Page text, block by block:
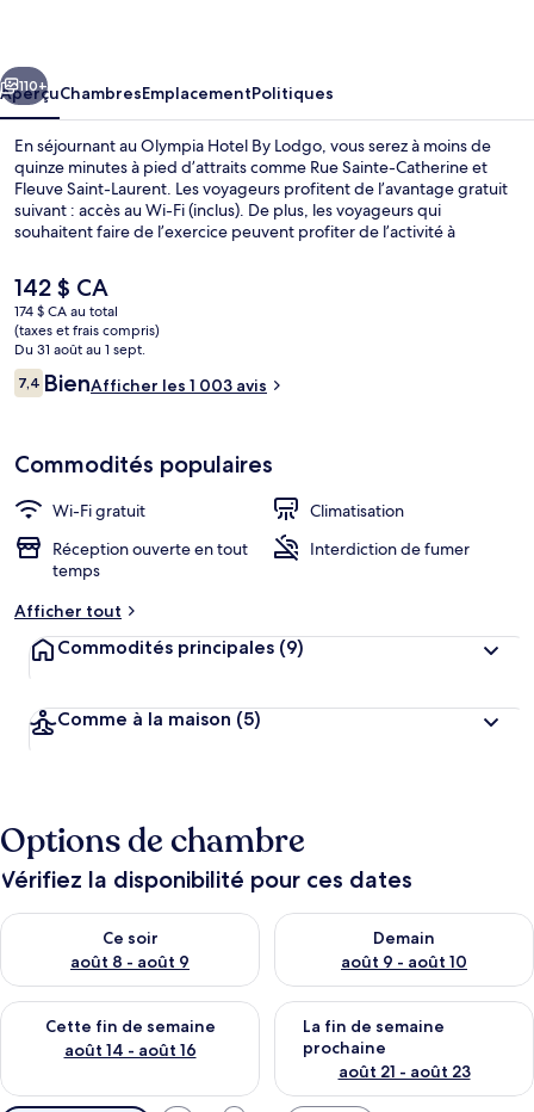
Lodgo
Suivant
110+
AperçuChambresEmplacementPolitiques
En séjournant au Olympia Hotel By Lodgo, vous serez à moins de
quinze minutes à pied d’attraits comme Rue Sainte-Catherine et
Fleuve Saint-Laurent. Les voyageurs profitent de l’avantage gratuit
suivant : accès au Wi-Fi (inclus). De plus, les voyageurs qui
souhaitent faire de l’exercice peuvent profiter de l’activité à
Place des Arts et Montréal souterrain se trouvent à moins de
15 minutes de marche. L’hébergement se situe à quelques minutes
de marche du transport en commun : Station de métro Berri-UQAM
se trouve à 3 minutes et Station de métro Beaudry est à 5 minutes.
Le
prix
actuel
est
de 142 $ CA
142 $ CA
174 $ CA au total
(taxes et frais compris)
Du 31 août au 1 sept.
Avis
7,47,4 sur 10 –
BienAfficher les 1 003 avis
Commodités populaires
Wi-Fi gratuit
Climatisation
Réception ouverte en tout
temps
Interdiction de fumer
Afficher tout
Commodités principales (9)
Comme à la maison (5)
Options de chambre
Vérifiez la disponibilité pour ces dates
Ce soir
août 8 - août 9
Vérifier la disponibilité pour ce soir août 8 - août 9
Demain
août 9 - août 10
Vérifier la disponibilité pour
Cette fin de semaine
août 14 - août 16
Vérifier la disponibilité pour cette fin de semaine août 14 -
La fin de semaine
prochaine
août 21 - août 23
Vérifier la disponibilité pour